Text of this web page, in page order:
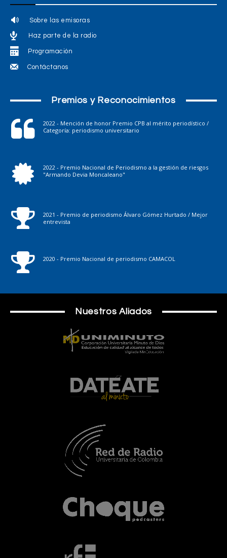
Sobre las emisoras
Haz parte de la radio
Programación
Contáctanos
Premios y Reconocimientos
2022 - Mención de honor Premio CPB al mérito periodístico /
Categoría: periodismo universitario
2022 - Premio Nacional de Periodismo a la gestión de riesgos
"Armando Devia Moncaleano"
2021 - Premio de periodismo Álvaro Gómez Hurtado / Mejor
entrevista
2020 - Premio Nacional de periodismo CAMACOL
Nuestros Aliados